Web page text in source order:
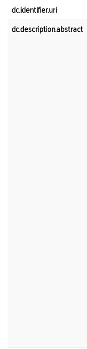
dc.identifier.uri
dc.description.abstract